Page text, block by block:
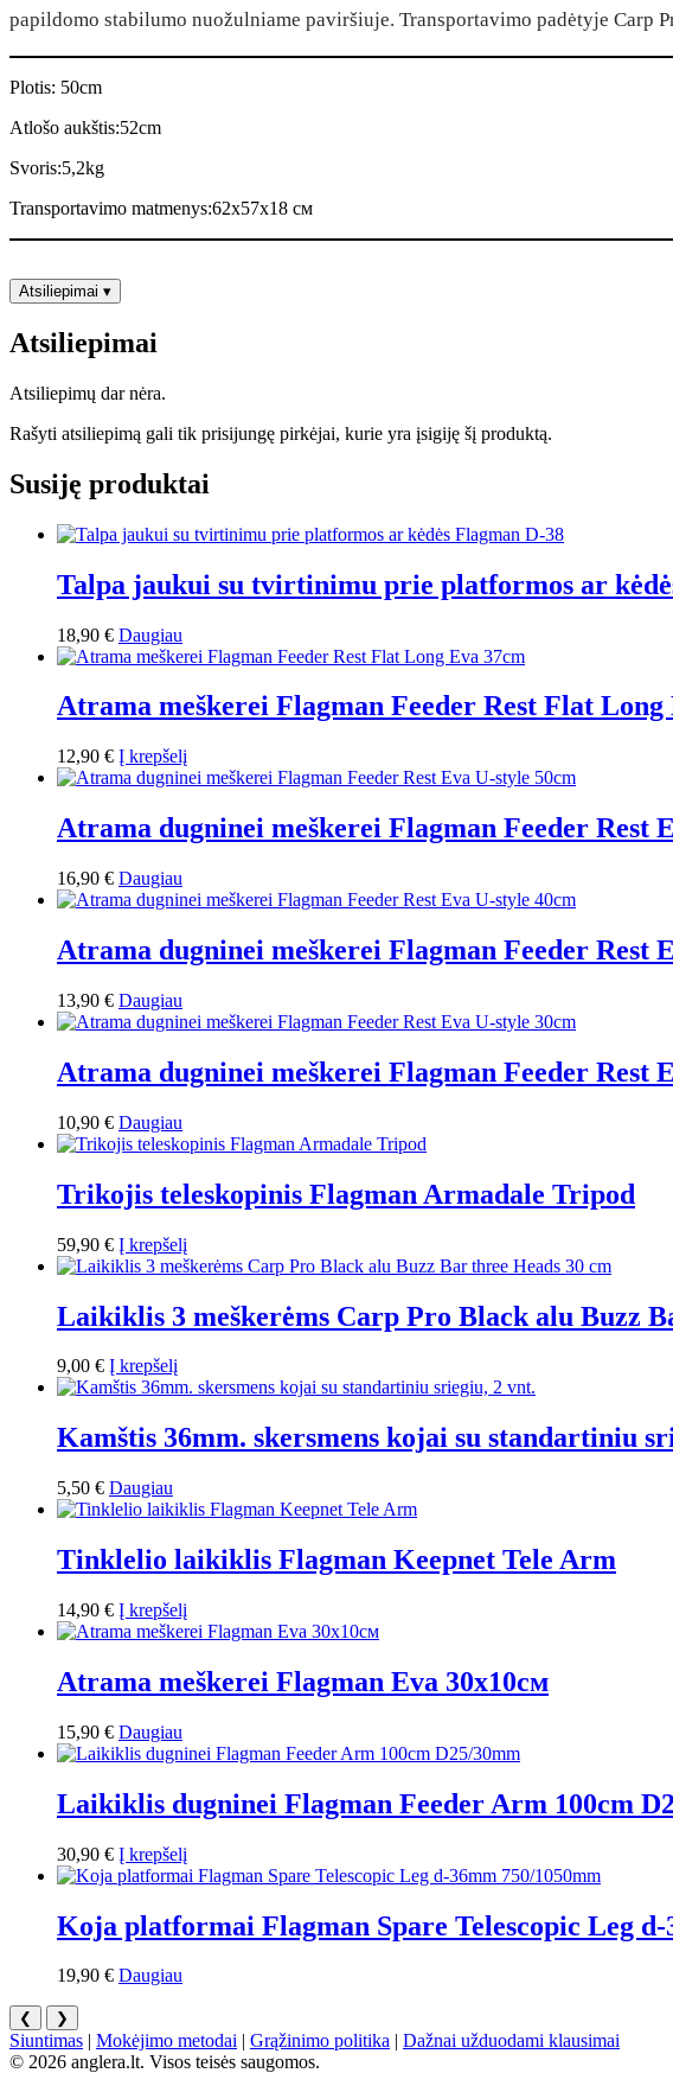
papildomo stabilumo nuožulniame paviršiuje. Transportavimo padėtyje Carp
Plotis: 50cm
Atlošo aukštis:52cm
Svoris:5,2kg
Transportavimo matmenys:62x57x18 см
Atsiliepimai ▾
Atsiliepimai
Atsiliepimų dar nėra.
Rašyti atsiliepimą gali tik prisijungę pirkėjai, kurie yra įsigiję šį produktą.
Susiję produktai
Talpa jaukui su tvirtinimu prie platformos ar
18,90 € Daugiau
Atrama meškerei Flagman Feeder Rest Flat Long
12,90 € Į krepšelį
Atrama dugninei meškerei Flagman Feeder Rest
16,90 € Daugiau
Atrama dugninei meškerei Flagman Feeder Rest
13,90 € Daugiau
Atrama dugninei meškerei Flagman Feeder Rest
10,90 € Daugiau
Trikojis teleskopinis Flagman Armadale Tripod
59,90 € Į krepšelį
Laikiklis 3 meškerėms Carp Pro Black alu Buzz
9,00 € Į krepšelį
Kamštis 36mm. skersmens kojai su standartiniu
5,50 € Daugiau
Tinklelio laikiklis Flagman Keepnet Tele Arm
14,90 € Į krepšelį
Atrama meškerei Flagman Eva 30x10см
15,90 € Daugiau
Laikiklis dugninei Flagman Feeder Arm 100cm
30,90 € Į krepšelį
Koja platformai Flagman Spare Telescopic Leg d-
19,90 € Daugiau
❮ ❯
Siuntimas Mokėjimo metodai Grąžinimo politika
Dažnai užduodami klausimai
© 2026 anglera.lt. Visos teisės saugomos.